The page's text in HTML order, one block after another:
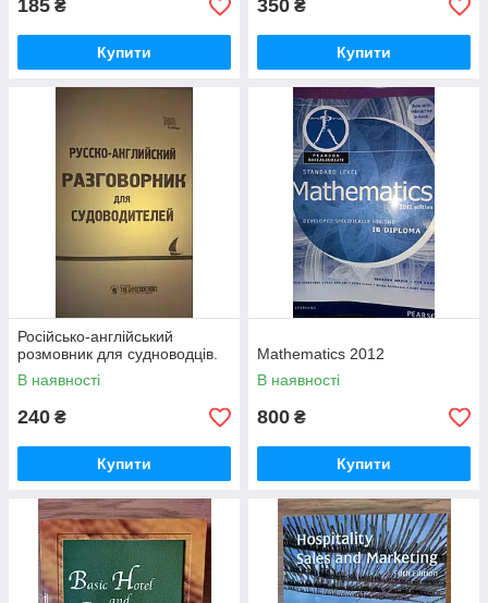
185 ₴
Купити
350 ₴
Купити
Російсько-англійський
розмовник для судноводців.
В наявності
240 ₴
Купити
Mathematics 2012
В наявності
800 ₴
Купити